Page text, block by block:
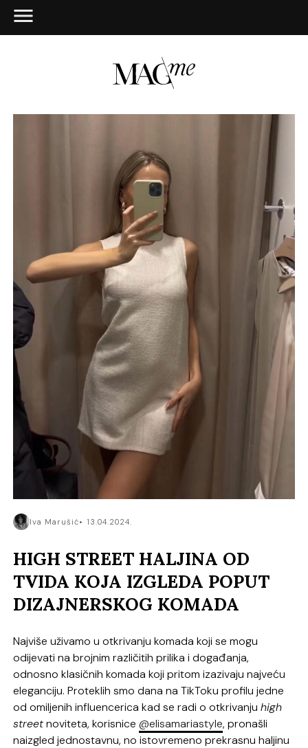
Iva Marušić 13.04.2024.
HIGH STREET HALJINA OD
TVIDA KOJA IZGLEDA POPUT
DIZAJNERSKOG KOMADA
Najviše uživamo u otkrivanju komada koji se mogu
odijevati na brojnim različitih prilika i događanja,
odnosno klasičnih komada koji pritom izazivaju najveću
eleganciju. Proteklih smo dana na TikToku profilu jedne
od omiljenih influencerica kad se radi o otkrivanjuhigh
streetnoviteta, korisnice@elisamariastyle, pronašli
naizgled jednostavnu, no istovremeno prekrasnu haljinu